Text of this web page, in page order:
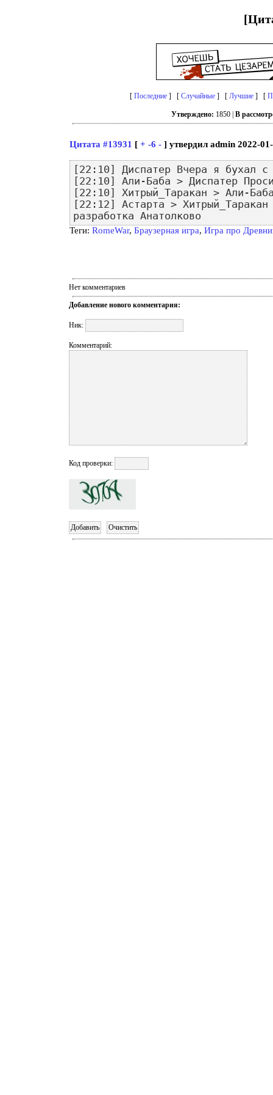
[ Последние ] [ Случайные ] [ Лучшие ] [
Утверждено: 1850 | В
Цитата #13931 [ + -6 - ] утвердил admin 2022-
[22:10] Диспатер Вчера я бухал
[22:10] Али-Баба > Диспатер
[22:10] Хитрый_Таракан > Али-
[22:12] Астарта >
разработка Анатолково
Теги: RomeWar, Браузерная игра, Игра про
Нет комментариев
Добавление нового комментария:
Ник:
Комментарий:
Код проверки: